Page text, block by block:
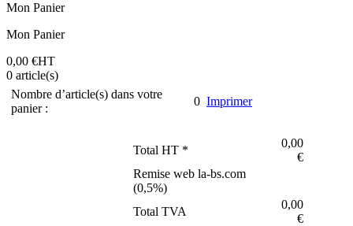
Mon Panier
Mon Panier
0,00 €HT
0 article(s)
Nombre d’article(s) dans votre
panier :
0 Imprimer
Total HT *
0,00
€
Remise web la-bs.com
(0,5%)
Total TVA
0,00
€